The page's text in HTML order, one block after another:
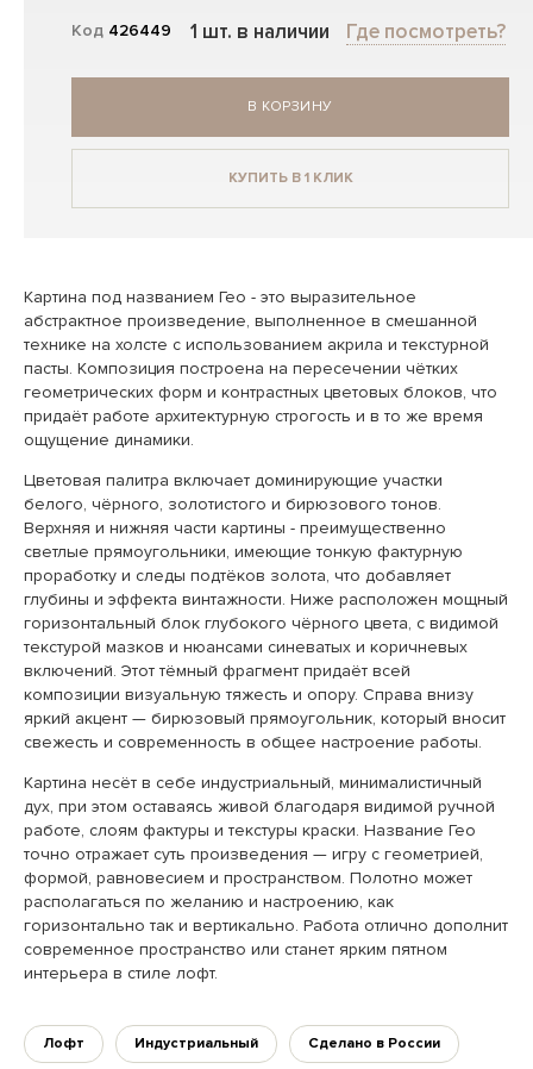
Код 426449 1 шт. в наличии Где посмотреть?
В КОРЗИНУ
КУПИТЬ В 1 КЛИК
Картина под названием Гео - это выразительное
абстрактное произведение, выполненное в смешанной
технике на холсте с использованием акрила и текстурной
пасты. Композиция построена на пересечении чётких
геометрических форм и контрастных цветовых блоков, что
придаёт работе архитектурную строгость и в то же время
ощущение динамики.
Цветовая палитра включает доминирующие участки
белого, чёрного, золотистого и бирюзового тонов.
Верхняя и нижняя части картины - преимущественно
светлые прямоугольники, имеющие тонкую фактурную
проработку и следы подтёков золота, что добавляет
глубины и эффекта винтажности. Ниже расположен мощный
горизонтальный блок глубокого чёрного цвета, с видимой
текстурой мазков и нюансами синеватых и коричневых
включений. Этот тёмный фрагмент придаёт всей
композиции визуальную тяжесть и опору. Справа внизу
яркий акцент — бирюзовый прямоугольник, который вносит
свежесть и современность в общее настроение работы.
Картина несёт в себе индустриальный, минималистичный
дух, при этом оставаясь живой благодаря видимой ручной
работе, слоям фактуры и текстуры краски. Название Гео
точно отражает суть произведения — игру с геометрией,
формой, равновесием и пространством. Полотно может
располагаться по желанию и настроению, как
горизонтально так и вертикально. Работа отлично дополнит
современное пространство или станет ярким пятном
интерьера в стиле лофт.
Лофт Индустриальный Сделано в России